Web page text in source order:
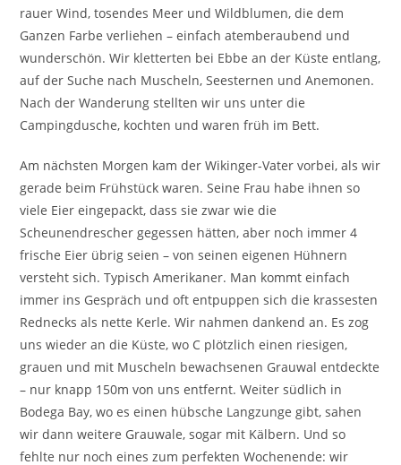
rauer Wind, tosendes Meer und Wildblumen, die dem
Ganzen Farbe verliehen – einfach atemberaubend und
wunderschön. Wir kletterten bei Ebbe an der Küste entlang,
auf der Suche nach Muscheln, Seesternen und Anemonen.
Nach der Wanderung stellten wir uns unter die
Campingdusche, kochten und waren früh im Bett.
Am nächsten Morgen kam der Wikinger-Vater vorbei, als wir
gerade beim Frühstück waren. Seine Frau habe ihnen so
viele Eier eingepackt, dass sie zwar wie die
Scheunendrescher gegessen hätten, aber noch immer 4
frische Eier übrig seien – von seinen eigenen Hühnern
versteht sich. Typisch Amerikaner. Man kommt einfach
immer ins Gespräch und oft entpuppen sich die krassesten
Rednecks als nette Kerle. Wir nahmen dankend an. Es zog
uns wieder an die Küste, wo C plötzlich einen riesigen,
grauen und mit Muscheln bewachsenen Grauwal entdeckte
– nur knapp 150m von uns entfernt. Weiter südlich in
Bodega Bay, wo es einen hübsche Langzunge gibt, sahen
wir dann weitere Grauwale, sogar mit Kälbern. Und so
fehlte nur noch eines zum perfekten Wochenende: wir